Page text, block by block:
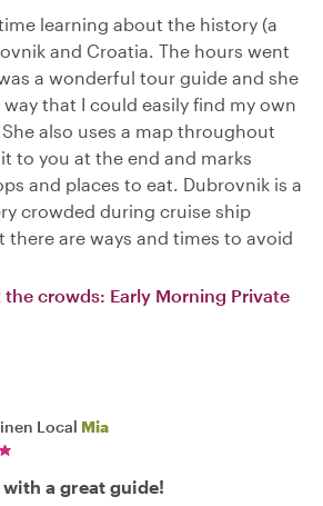
learning about the history (a
and Croatia. The hours went
a wonderful tour guide and she
that I could easily find my own
also uses a map throughout
to you at the end and marks
and places to eat. Dubrovnik is a
crowded during cruise ship
there are ways and times to avoid
crowds: Early Morning Private
Local Mia
a great guide!